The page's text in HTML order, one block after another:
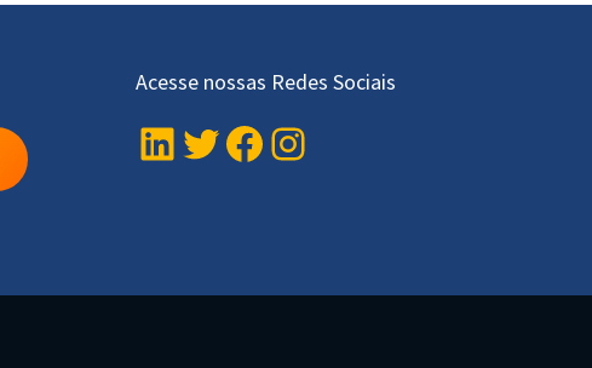
Acesse nossas Redes Sociais
LinkedIn Twitter Facebook Instagram